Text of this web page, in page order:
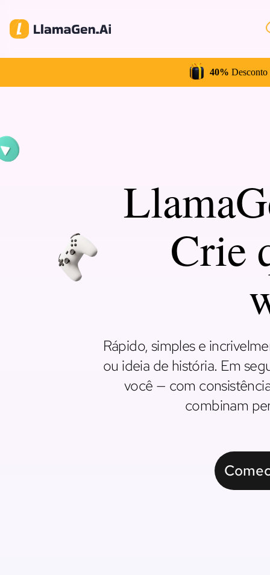
40% Desconto
Crie
Rápido, simples e
ou ideia de história. Em
você — com
combinam